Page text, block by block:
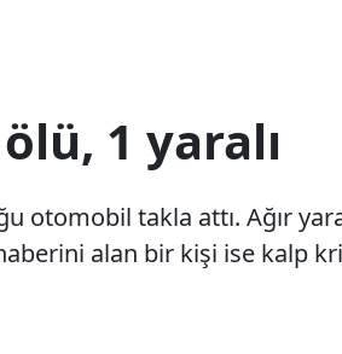
1 yaralı
takla attı. Ağır
alan bir kişi ise kalp